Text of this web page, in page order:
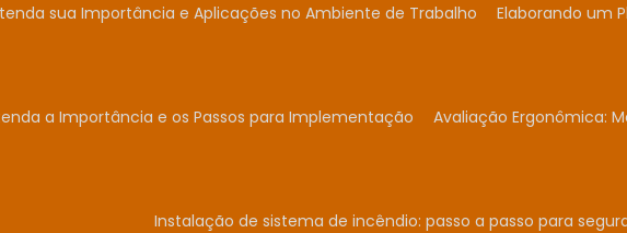
sua Importância e Aplicações no Ambiente de Trabalho Elaborando um
a Importância e os Passos para Implementação Avaliação Ergonômica:
Instalação de sistema de incêndio: passo a passo para